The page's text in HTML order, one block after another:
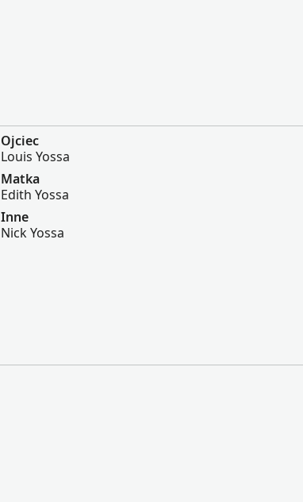
Ojciec
Louis Yossa
Matka
Edith Yossa
Inne
Nick Yossa